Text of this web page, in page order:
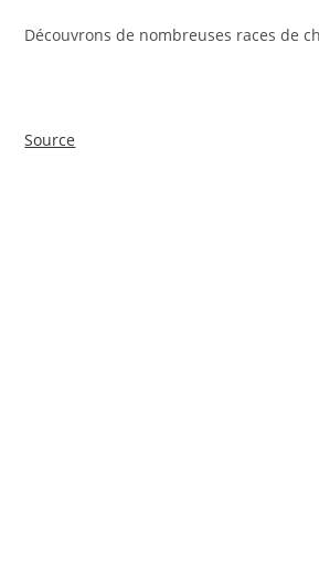
Découvrons de nombreuses races de
Source